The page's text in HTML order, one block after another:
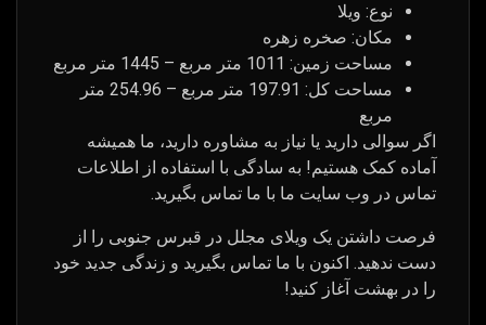
نوع: ویلا
مکان: صخره زهره
مساحت زمین: 1011 متر مربع – 1445 متر مربع
مساحت کل: 197.91 متر مربع – 254.96 متر
مربع
اگر سوالی دارید یا نیاز به مشاوره دارید، ما همیشه
آماده کمک هستیم! به سادگی با استفاده از اطلاعات
تماس در وب سایت ما با ما تماس بگیرید.
فرصت داشتن یک ویلای مجلل در قبرس جنوبی را از
دست ندهید. اکنون با ما تماس بگیرید و زندگی جدید خود
را در بهشت ​​آغاز کنید!